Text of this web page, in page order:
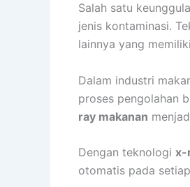
Salah satu
jenis kontaminasi.
lainnya yang
Dalam industri
proses pengolahan
ray makanan
Dengan teknologi x-
otomatis pada